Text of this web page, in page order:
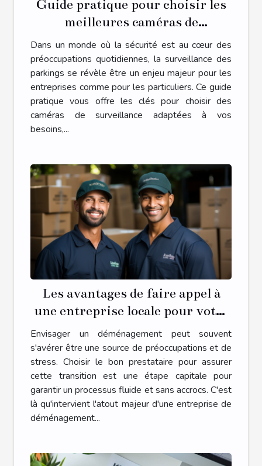
Guide pratique pour choisir les
meilleures caméras de
surveillance pour parkings
Dans un monde où la sécurité est au cœur des
préoccupations quotidiennes, la surveillance des
parkings se révèle être un enjeu majeur pour les
entreprises comme pour les particuliers. Ce guide
pratique vous offre les clés pour choisir des
caméras de surveillance adaptées à vos
besoins,...
Les avantages de faire appel à
une entreprise locale pour votre
déménagement
Envisager un déménagement peut souvent
s'avérer être une source de préoccupations et de
stress. Choisir le bon prestataire pour assurer
cette transition est une étape capitale pour
garantir un processus fluide et sans accrocs. C'est
là qu'intervient l'atout majeur d'une entreprise de
déménagement...